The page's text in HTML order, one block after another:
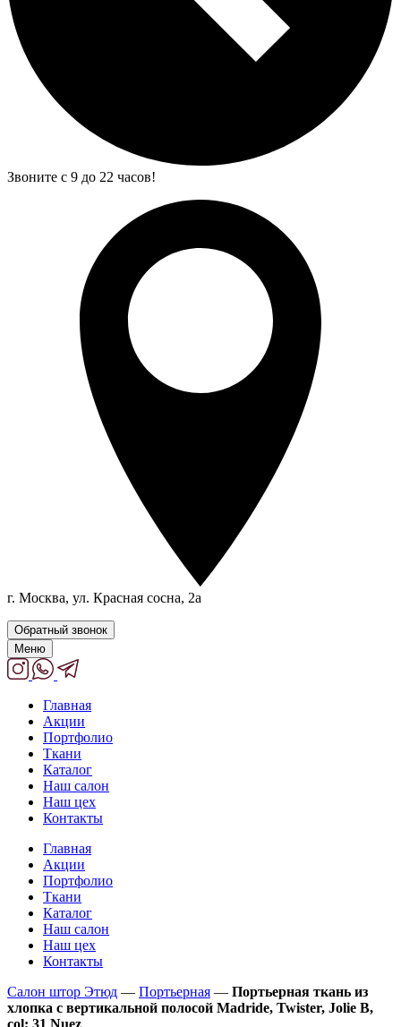
Звоните с 9 до 22 часов!
г. Москва, ул. Красная сосна, 2а
Обратный звонок
Меню
Главная
Акции
Портфолио
Ткани
Каталог
Наш салон
Наш цех
Контакты
Главная
Акции
Портфолио
Ткани
Каталог
Наш салон
Наш цех
Контакты
Салон штор Этюд — Портьерная — Портьерная ткань из
хлопка с вертикальной полосой Madride, Twister, Jolie B,
col: 31 Nuez